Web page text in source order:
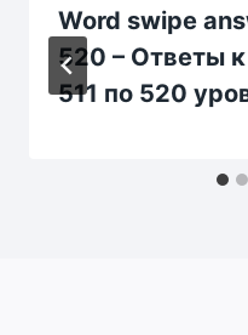
Word swipe
520 – Ответы
511 по 520